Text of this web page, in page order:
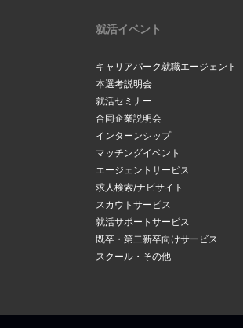
就活イベント
キャリアパーク就職エージェント
本選考説明会
就活セミナー
合同企業説明会
インターンシップ
マッチングイベント
エージェントサービス
求人検索/ナビサイト
スカウトサービス
就活サポートサービス
既卒・第二新卒向けサービス
スクール・その他